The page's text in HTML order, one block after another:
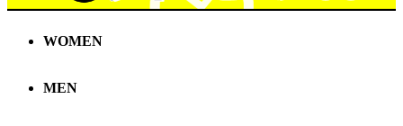
WOMEN
MEN